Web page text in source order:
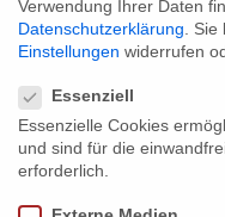
Im Auftrag eines
Marktforschungsinstitut
Oldtimer-Besitzern durch.
Besitzern zu erfragen. Das
fahren, weil sie den
Oldie als Wertanlage.
Oldtimer, das stellte die
hat der Fahrspaß beim Kauf
Verwendung Ihrer Daten
Datenschutzerklärung
Sie
Einstellungen widerrufen
Essenziell
Essenzielle Cookies
und sind für die
erforderlich.